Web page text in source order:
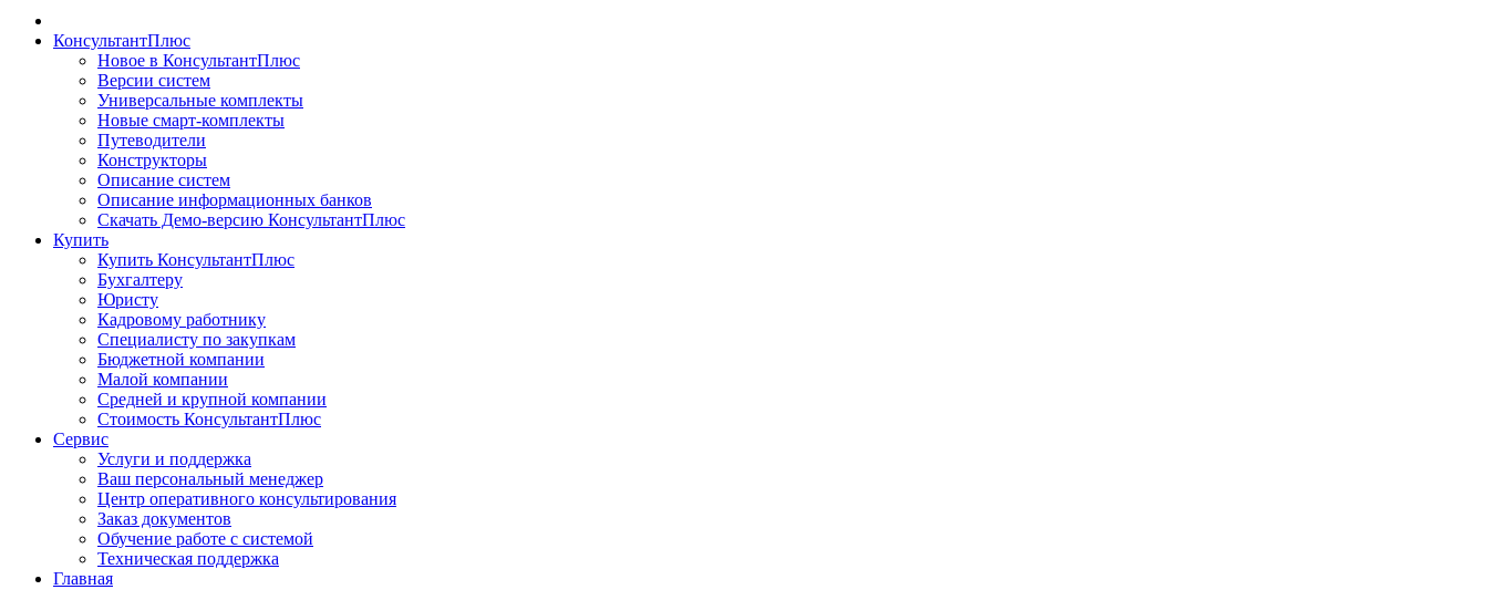
КонсультантПлюс
Новое в КонсультантПлюс
Версии систем
Универсальные комплекты
Новые смарт-комплекты
Путеводители
Конструкторы
Описание систем
Описание информационных банков
Скачать Демо-версию КонсультантПлюс
Купить
Купить КонсультантПлюс
Бухгалтеру
Юристу
Кадровому работнику
Специалисту по закупкам
Бюджетной компании
Малой компании
Средней и крупной компании
Стоимость КонсультантПлюс
Сервис
Услуги и поддержка
Ваш персональный менеджер
Центр оперативного консультирования
Заказ документов
Обучение работе с системой
Техническая поддержка
Главная